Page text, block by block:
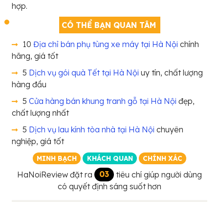
hợp.
CÓ THỂ BẠN QUAN TÂM
10 Địa chỉ bán phụ tùng xe máy tại Hà Nội chính
hãng, giá tốt
5 Dịch vụ gói quà Tết tại Hà Nội uy tín, chất lượng
hàng đầu
5 Cửa hàng bán khung tranh gỗ tại Hà Nội đẹp,
chất lượng nhất
5 Dịch vụ lau kính tòa nhà tại Hà Nội chuyên
nghiệp, giá tốt
MINH BẠCH KHÁCH QUAN CHÍNH XÁC
HaNoiReview đặt ra 03 tiêu chí giúp người dùng
có quyết định sáng suốt hơn